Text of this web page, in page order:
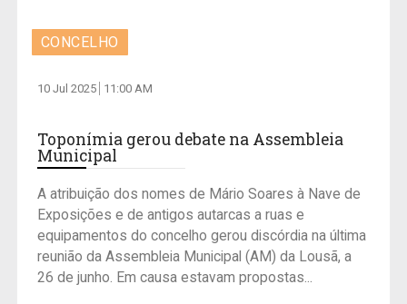
CONCELHO
10 Jul 2025 11:00 AM
Toponímia gerou debate na Assembleia
Municipal
A atribuição dos nomes de Mário Soares à Nave de
Exposições e de antigos autarcas a ruas e
equipamentos do concelho gerou discórdia na última
reunião da Assembleia Municipal (AM) da Lousã, a
26 de junho. Em causa estavam propostas...